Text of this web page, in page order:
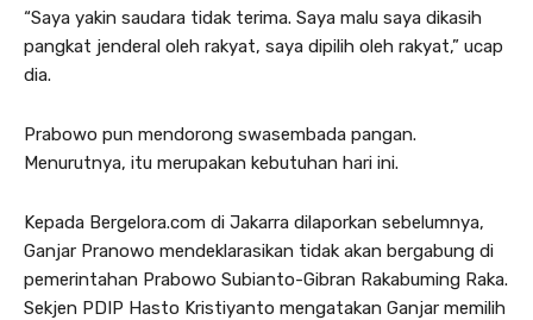
“Saya yakin saudara tidak terima. Saya malu saya dikasih
pangkat jenderal oleh rakyat, saya dipilih oleh rakyat,” ucap
dia.
Prabowo pun mendorong swasembada pangan.
Menurutnya, itu merupakan kebutuhan hari ini.
Kepada Bergelora.com di Jakarra dilaporkan sebelumnya,
Ganjar Pranowo mendeklarasikan tidak akan bergabung di
pemerintahan Prabowo Subianto-Gibran Rakabuming Raka.
Sekjen PDIP Hasto Kristiyanto mengatakan Ganjar memilih